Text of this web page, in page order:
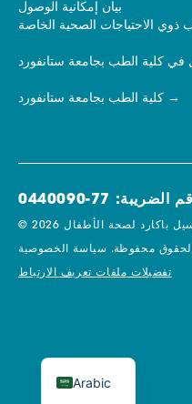
بيان إمكانية الوصول
ذوي الاحتياجات الصحية الخاصة
في كلية الطب بجامعة ستانفورد
كلية الطب بجامعة ستانفورد
الضريبة: 77-0440090
محفوظة.
تفضيلات ملفات تعريف الارتباط
Arabic